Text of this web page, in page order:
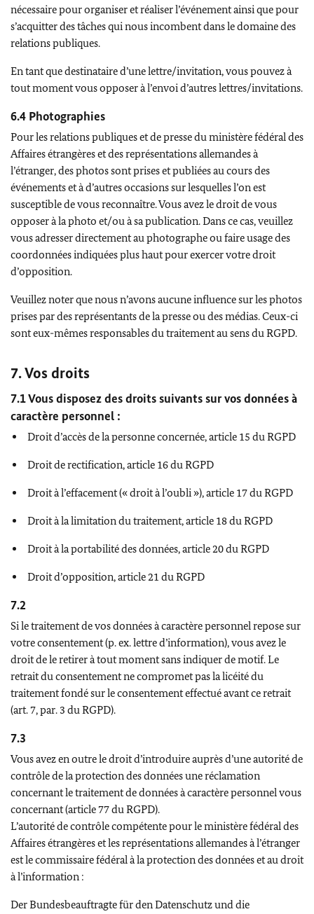
nécessaire pour organiser et réaliser l’événement ainsi que pour
s’acquitter des tâches qui nous incombent dans le domaine des
relations publiques.
En tant que destinataire d’une lettre/invitation, vous pouvez à
tout moment vous opposer à l’envoi d’autres lettres/invitations.
6.4 Photographies
Pour les relations publiques et de presse du ministère fédéral des
Affaires étrangères et des représentations allemandes à
l’étranger, des photos sont prises et publiées au cours des
événements et à d’autres occasions sur lesquelles l’on est
susceptible de vous reconnaître. Vous avez le droit de vous
opposer à la photo et/ou à sa publication. Dans ce cas, veuillez
vous adresser directement au photographe ou faire usage des
coordonnées indiquées plus haut pour exercer votre droit
d’opposition.
Veuillez noter que nous n’avons aucune influence sur les photos
prises par des représentants de la presse ou des médias. Ceux-ci
sont eux-mêmes responsables du traitement au sens du RGPD.
7. Vos droits
7.1 Vous disposez des droits suivants sur vos données à
caractère personnel :
Droit d’accès de la personne concernée, article 15 du RGPD
Droit de rectification, article 16 du RGPD
Droit à l’effacement (« droit à l’oubli »), article 17 du RGPD
Droit à la limitation du traitement, article 18 du RGPD
Droit à la portabilité des données, article 20 du RGPD
Droit d’opposition, article 21 du RGPD
7.2
Si le traitement de vos données à caractère personnel repose sur
votre consentement (p. ex. lettre d’information), vous avez le
droit de le retirer à tout moment sans indiquer de motif. Le
retrait du consentement ne compromet pas la licéité du
traitement fondé sur le consentement effectué avant ce retrait
(art. 7, par. 3 du RGPD).
7.3
Vous avez en outre le droit d’introduire auprès d’une autorité de
contrôle de la protection des données une réclamation
concernant le traitement de données à caractère personnel vous
concernant (article 77 du RGPD).
L’autorité de contrôle compétente pour le ministère fédéral des
Affaires étrangères et les représentations allemandes à l’étranger
est le commissaire fédéral à la protection des données et au droit
à l’information :
Der Bundesbeauftragte für den Datenschutz und die